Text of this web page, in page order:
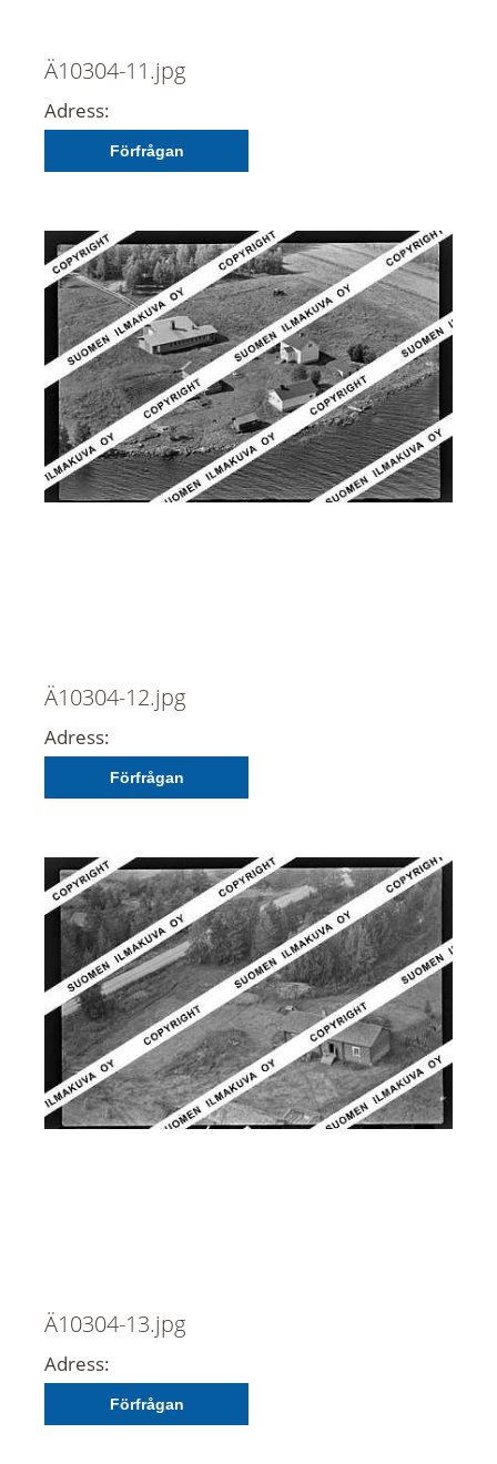
Ä10304-11.jpg
Adress:
Förfrågan
Ä10304-12.jpg
Adress:
Förfrågan
Ä10304-13.jpg
Adress:
Förfrågan